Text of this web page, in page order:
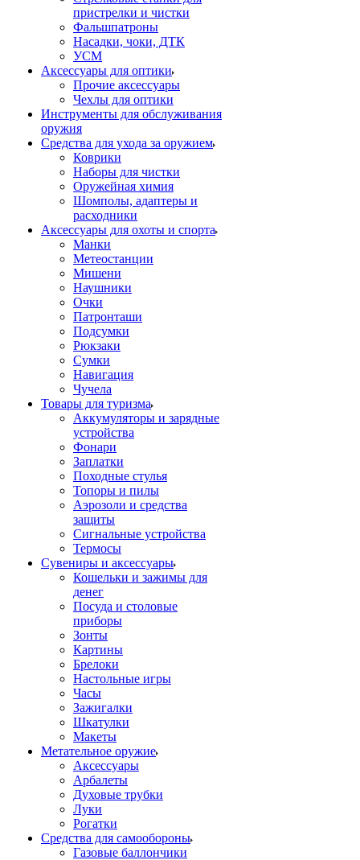
пристрелки и чистки
Фальшпатроны
Насадки, чоки, ДТК
УСМ
Аксессуары для оптики
Прочие аксессуары
Чехлы для оптики
Инструменты для обслуживания
оружия
Средства для ухода за оружием
Коврики
Наборы для чистки
Оружейная химия
Шомполы, адаптеры и
расходники
Аксессуары для охоты и спорта
Манки
Метеостанции
Мишени
Наушники
Очки
Патронташи
Подсумки
Рюкзаки
Сумки
Навигация
Чучела
Товары для туризма
Аккумуляторы и зарядные
устройства
Фонари
Заплатки
Походные стулья
Топоры и пилы
Аэрозоли и средства
защиты
Сигнальные устройства
Термосы
Сувениры и аксессуары
Кошельки и зажимы для
денег
Посуда и столовые
приборы
Зонты
Картины
Брелоки
Настольные игры
Часы
Зажигалки
Шкатулки
Макеты
Метательное оружие
Аксессуары
Арбалеты
Духовые трубки
Луки
Рогатки
Средства для самообороны
Газовые баллончики